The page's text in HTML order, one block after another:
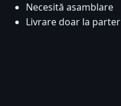
Necesită asamblare
Livrare doar la parter